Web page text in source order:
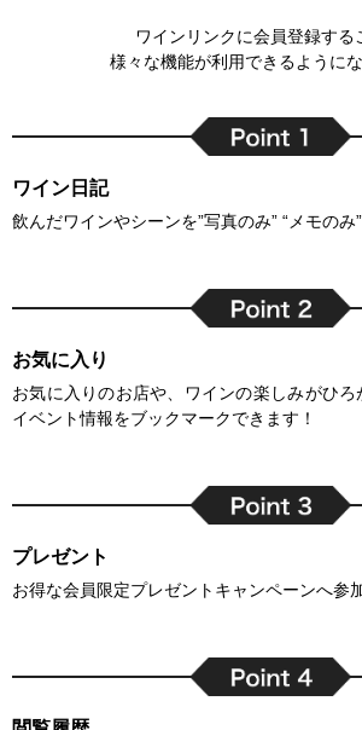
ワインリンクに会員登録する
様々な機能が利用できるようにな
ワイン日記
飲んだワインやシーンを”写真のみ” “メモのみ
お気に入り
お気に入りのお店や、ワインの楽しみがひろ
イベント情報をブックマークできます！
プレゼント
お得な会員限定プレゼントキャンペーンへ参